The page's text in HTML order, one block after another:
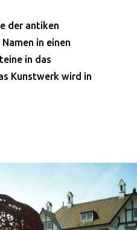
der antiken
in einen
in das
Kunstwerk wird in